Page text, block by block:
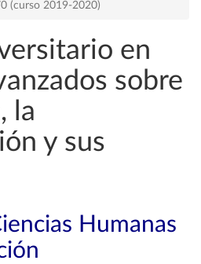
(curso 2019-2020)
en
sobre
la
y sus
Humanas